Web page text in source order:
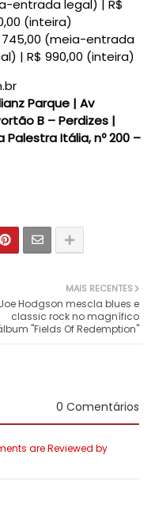
entrada legal) | R$
(inteira)
745,00 (meia-entrada
| R$ 990,00 (inteira)
Parque | Av
B – Perdizes |
Palestra Itália, nº 200 –
MAIS RECENTES
Joe Hodgson mescla blues e
classic rock no magnífico
"Fields Of Redemption"
0 Comentários
are Reviewed by